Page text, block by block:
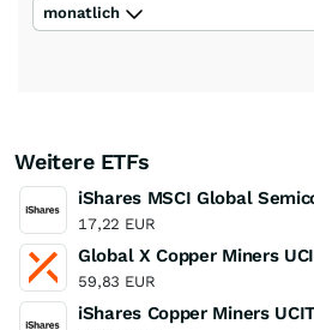
monatlich
Weitere ETFs
17,22 EUR
59,83 EUR